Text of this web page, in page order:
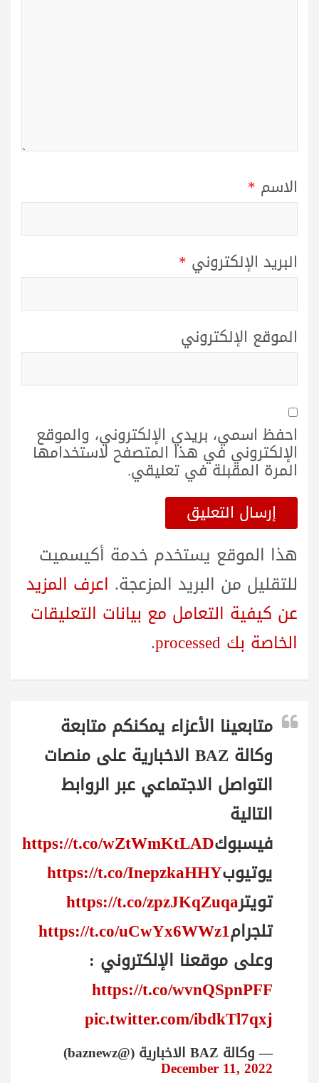
الاسم *
البريد الإلكتروني *
الموقع الإلكتروني
احفظ اسمي، بريدي الإلكتروني، والموقع
الإلكتروني في هذا المتصفح لاستخدامها
المرة المقبلة في تعليقي.
هذا الموقع يستخدم خدمة أكيسميت
للتقليل من البريد المزعجة. اعرف المزيد
عن كيفية التعامل مع بيانات التعليقات
الخاصة بك processed
.
متابعينا الأعزاء يمكنكم متابعة
وكالة BAZ الاخبارية على منصات
التواصل الاجتماعي عبر الروابط
التالية
فيسبوكhttps://t.co/wZtWmKtLAD
يوتيوبhttps://t.co/InepzkaHHY
تويترhttps://t.co/zpzJKqZuqa
تلجرامhttps://t.co/uCwYx6WWz1
وعلى موقعنا الإلكتروني :
https://t.co/wvnQSpnPFF
pic.twitter.com/ibdkTl7qxj
— وكالة BAZ الاخبارية (@baznewz)
December 11, 2022